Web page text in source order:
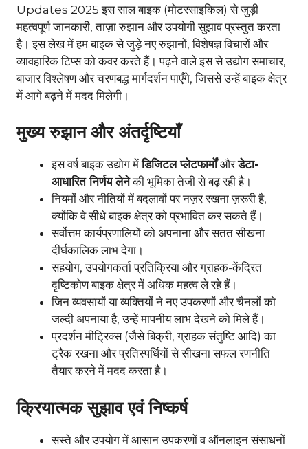
Updates 2025 इस साल बाइक (मोटरसाइकिल) से जुड़ी
महत्वपूर्ण जानकारी, ताज़ा रुझान और उपयोगी सुझाव प्रस्तुत करता
है। इस लेख में हम बाइक से जुड़े नए रुझानों, विशेषज्ञ विचारों और
व्यावहारिक टिप्स को कवर करते हैं। पढ़ने वाले इस से उद्योग समाचार,
बाजार विश्लेषण और चरणबद्ध मार्गदर्शन पाएँगे, जिससे उन्हें बाइक क्षेत्र
में आगे बढ़ने में मदद मिलेगी।
मुख्य रुझान और अंतर्दृष्टियाँ
इस वर्ष बाइक उद्योग मेंडिजिटल प्लेटफार्मोंऔरडेटा-
आधारित निर्णय लेनेकी भूमिका तेजी से बढ़ रही है।
नियमों और नीतियों में बदलावों पर नज़र रखना ज़रूरी है,
क्योंकि वे सीधे बाइक क्षेत्र को प्रभावित कर सकते हैं।
सर्वोत्तम कार्यप्रणालियों को अपनाना और सतत सीखना
दीर्घकालिक लाभ देगा।
सहयोग, उपयोगकर्ता प्रतिक्रिया और ग्राहक-केंद्रित
दृष्टिकोण बाइक क्षेत्र में अधिक महत्व ले रहे हैं।
जिन व्यवसायों या व्यक्तियों ने नए उपकरणों और चैनलों को
जल्दी अपनाया है, उन्हें मापनीय लाभ देखने को मिले हैं।
प्रदर्शन मीट्रिक्स (जैसे बिक्री, ग्राहक संतुष्टि आदि) का
ट्रैक रखना और प्रतिस्पर्धियों से सीखना सफल रणनीति
तैयार करने में मदद करता है।
क्रियात्मक सुझाव एवं निष्कर्ष
सस्ते और उपयोग में आसान उपकरणों व ऑनलाइन संसाधनों